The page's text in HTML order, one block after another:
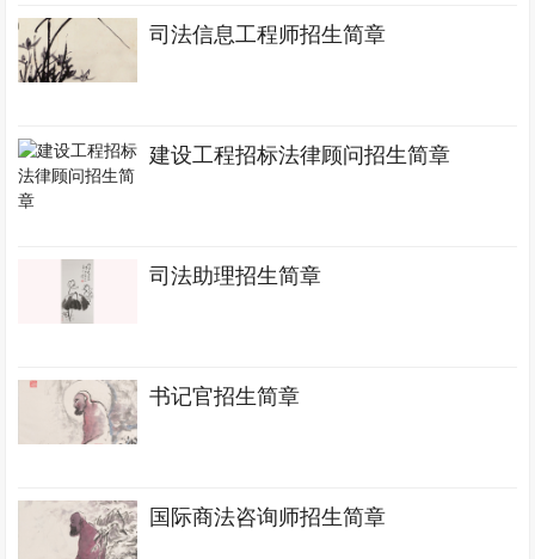
司法信息工程师招生简章
建设工程招标法律顾问招生简章
司法助理招生简章
书记官招生简章
国际商法咨询师招生简章